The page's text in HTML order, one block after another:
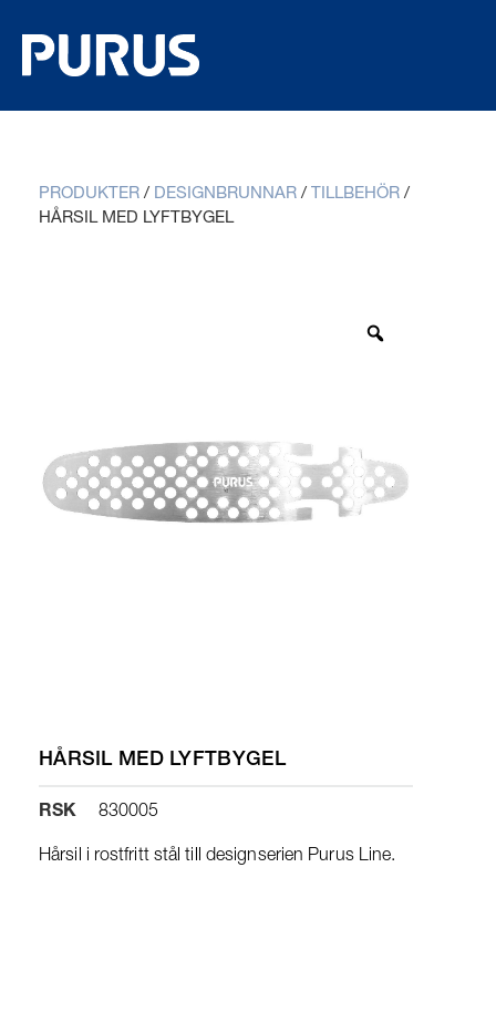
PRODUKTER / DESIGNBRUNNAR / TILLBEHÖR /
HÅRSIL MED LYFTBYGEL
HÅRSIL MED LYFTBYGEL
RSK 830005
Hårsil i rostfritt stål till designserien Purus Line.